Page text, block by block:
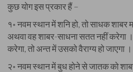
कुछ योग इस प्रकार हैं –
१॰ नवम स्थान में शनि हो, तो साधक शाबर
अथवा वह शाबर-साधना सतत नहीं करेगा
करेगा, तो अन्त में उसको वैराग्य हो जाएगा ।
२॰ नवम स्थान में बुध होने से जातक को